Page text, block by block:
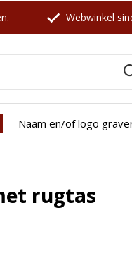
Naam en/of logo
Webwinkel
rugtas